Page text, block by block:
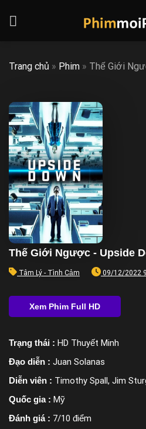
Trang chủ » Phim » Thế Giới
Thế Giới Ngược - Upside
Tâm Lý - Tình Cảm 09/12/2022
Trạng thái : HD Thuyết Minh
Đạo diễn : Juan Solanas
Diễn viên : Timothy Spall, Jim
Quốc gia : Mỹ
Đánh giá : 7/10 điểm